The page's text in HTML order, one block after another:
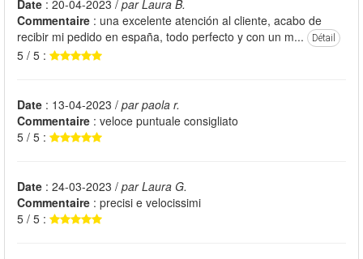
Date : 20-04-2023 / par Laura B.
Commentaire : una excelente atención al cliente, acabo de
recibir mi pedido en españa, todo perfecto y con un m...
Détail
5 / 5 :
Date : 13-04-2023 / par paola r.
Commentaire : veloce puntuale consigliato
5 / 5 :
Date : 24-03-2023 / par Laura G.
Commentaire : precisi e velocissimi
5 / 5 :